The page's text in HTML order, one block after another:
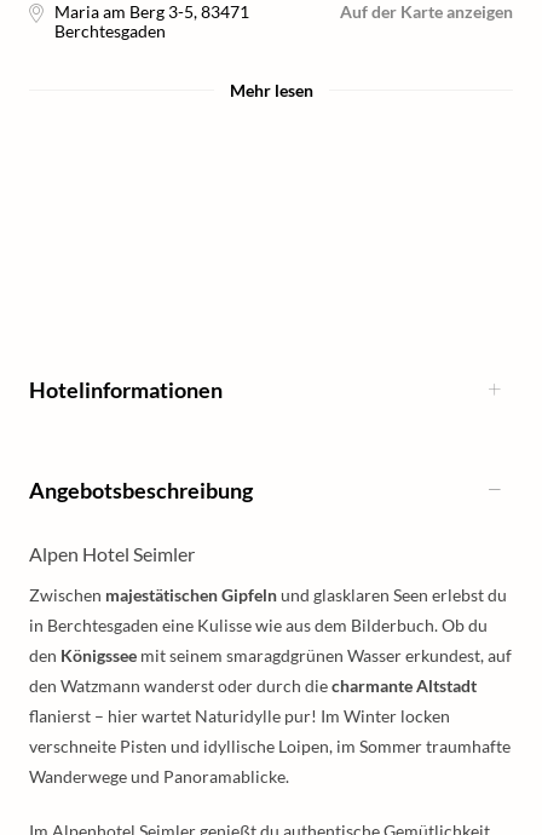
Maria am Berg 3-5,83471
Berchtesgaden
Auf der Karte anzeigen
Mehr lesen
Hotelinformationen
Angebotsbeschreibung
Alpen Hotel Seimler
Zwischen majestätischen Gipfelnund glasklaren Seen erlebst du
in Berchtesgaden eine Kulisse wie aus dem Bilderbuch. Ob du
den Königssee mit seinem smaragdgrünen Wasser erkundest, auf
den Watzmann wanderst oder durch diecharmante Altstadt
flanierst – hier wartet Naturidylle pur! Im Winter locken
verschneite Pisten und idyllische Loipen, im Sommer traumhafte
Wanderwege und Panoramablicke.
Im Alpenhotel Seimler genießt du authentische Gemütlichkeit